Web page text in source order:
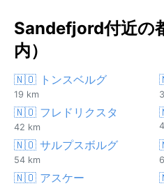
Sandefjord付近の
内）
🇳🇴 トンスベルグ
19 km
🇳🇴 フレドリクスタ
42 km
🇳🇴 サルプスボルグ
54 km
🇳🇴 アスケー